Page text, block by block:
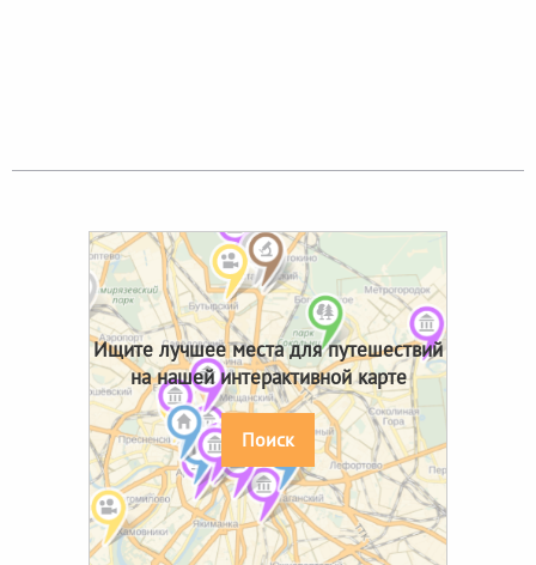
Ищите лучшее места для путешествий
на нашей интерактивной карте
Поиск